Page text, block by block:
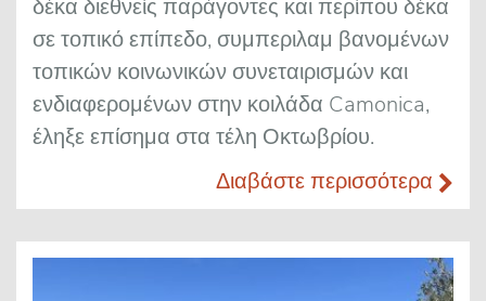
δέκα διεθνείς παράγοντες και περίπου δέκα
σε τοπικό επίπεδο, συμπεριλαμ βανομένων
τοπικών κοινωνικών συνεταιρισμών και
ενδιαφερομένων στην κοιλάδα Camonica,
έληξε επίσημα στα τέλη Οκτωβρίου.
Διαβάστε περισσότερα